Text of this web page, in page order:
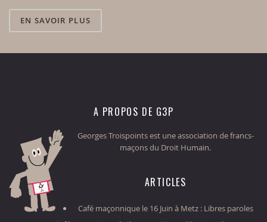
EN SAVOIR PLUS
A PROPOS DE G3P
Georges Troispoints est une association de francs-
maçons du Droit Humain.
ARTICLES
Café maçonnique le 16 Juin à Metz : Libres paroles